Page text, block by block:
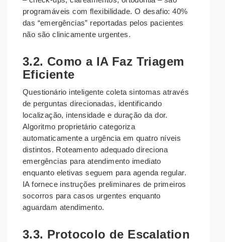
programáveis com flexibilidade. O desafio: 40%
das “emergências” reportadas pelos pacientes
não são clinicamente urgentes.
3.2. Como a IA Faz Triagem
Eficiente
Questionário inteligente coleta sintomas através
de perguntas direcionadas, identificando
localização, intensidade e duração da dor.
Algoritmo proprietário categoriza
automaticamente a urgência em quatro níveis
distintos. Roteamento adequado direciona
emergências para atendimento imediato
enquanto eletivas seguem para agenda regular.
IA fornece instruções preliminares de primeiros
socorros para casos urgentes enquanto
aguardam atendimento.
3.3. Protocolo de Escalation